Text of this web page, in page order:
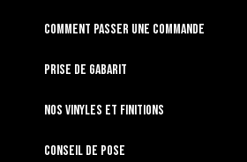
Comment passer une commande
Prise de gabarit
Nos vinyles et finitions
Conseil de pose